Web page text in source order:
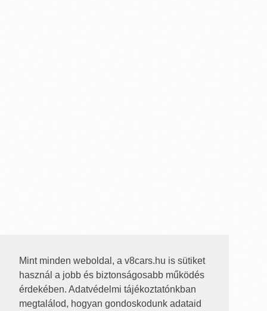
Mint minden weboldal, a v8cars.hu is sütiket
használ a jobb és biztonságosabb működés
érdekében. Adatvédelmi tájékoztatónkban
megtalálod, hogyan gondoskodunk adataid